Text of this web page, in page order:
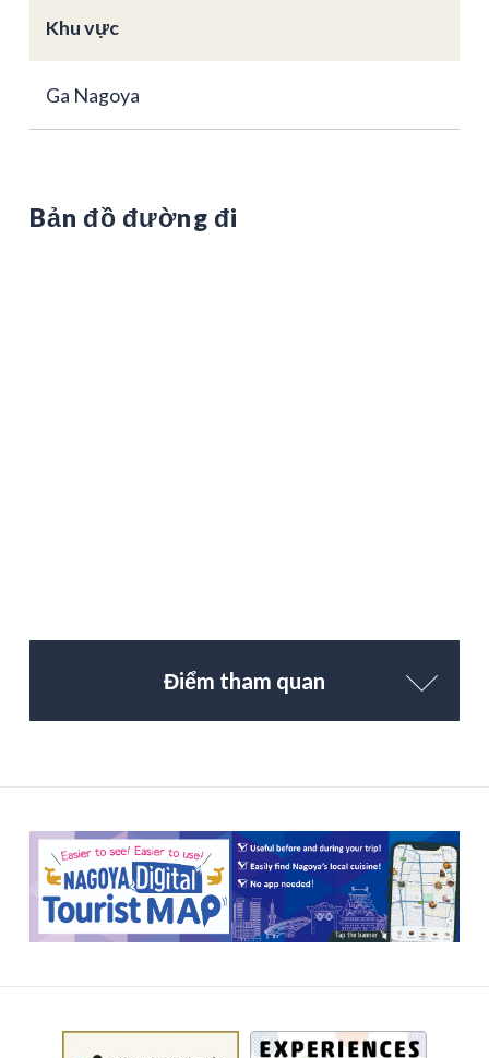
Khu vực
Ga Nagoya
Bản đồ đường đi
Điểm tham quan